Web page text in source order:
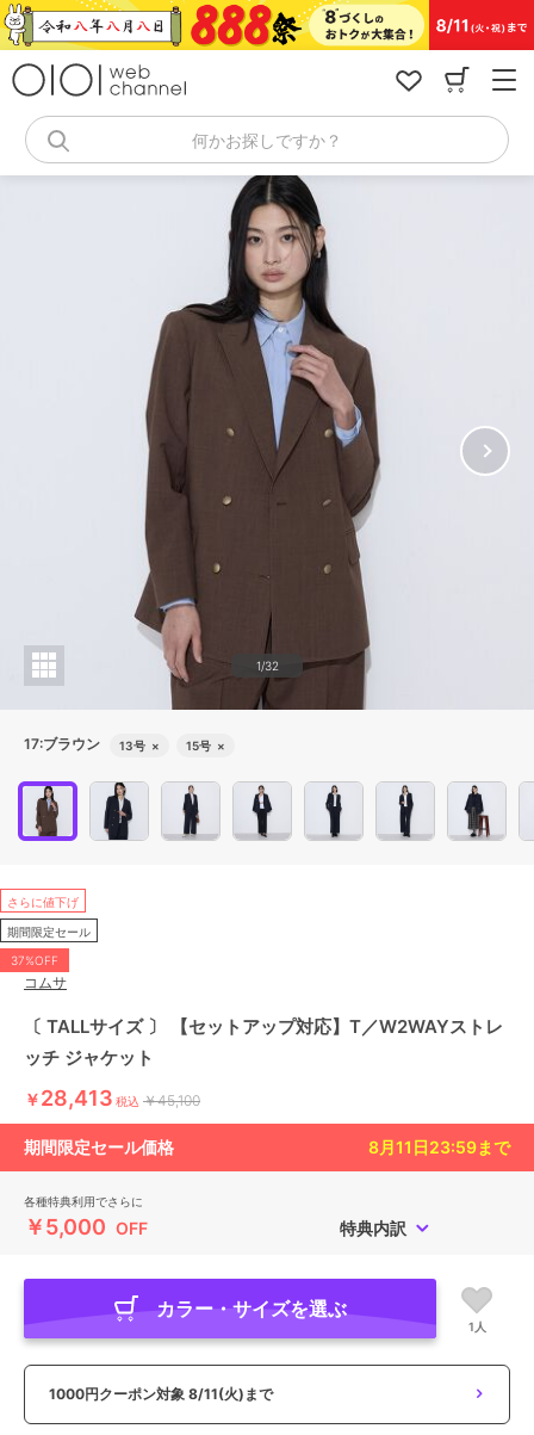
コ
ン
キ
何かお探しですか？
1/32
17:ブラウン 13号 × 15号 ×
さらに値下げ
期間限定セール
37%OFF
コムサ
〔 TALLサイズ 〕 【セットアップ対応】T／W2WAYストレ
ッチ ジャケット
￥28,413 税込 ￥45,100
期間限定セール価格 8月11日23:59まで
各種特典利用でさらに
￥5,000 OFF 特典内訳
カラー・サイズを選ぶ
1人
1000円クーポン対象 8/11(火)まで